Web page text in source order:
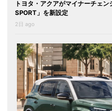
トヨタ・アクアがマイナーチェ
SPORT」を新設定
2日 ago